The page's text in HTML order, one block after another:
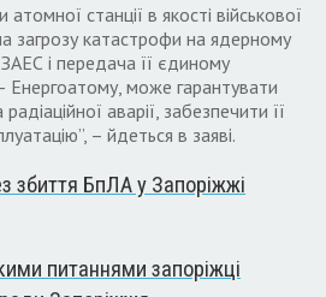
станції в якості військової
загрозу катастрофи на ядерному
і передача її єдиному
Енергоатому, може гарантувати
аварії, забезпечити її
– йдеться в заяві.
збиття БпЛА у Запоріжжі
питаннями запоріжці